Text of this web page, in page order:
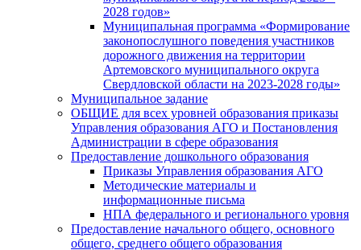
2028 годов»
Муниципальная программа «Формирование
законопослушного поведения участников
дорожного движения на территории
Артемовского муниципального округа
Свердловской области на 2023-2028 годы»
Муниципальное задание
ОБЩИЕ для всех уровней образования приказы
Управления образования АГО и Постановления
Администрации в сфере образования
Предоставление дошкольного образования
Приказы Управления образования АГО
Методические материалы и
информационные письма
НПА федерального и регионального уровня
Предоставление начального общего, основного
общего, среднего общего образования